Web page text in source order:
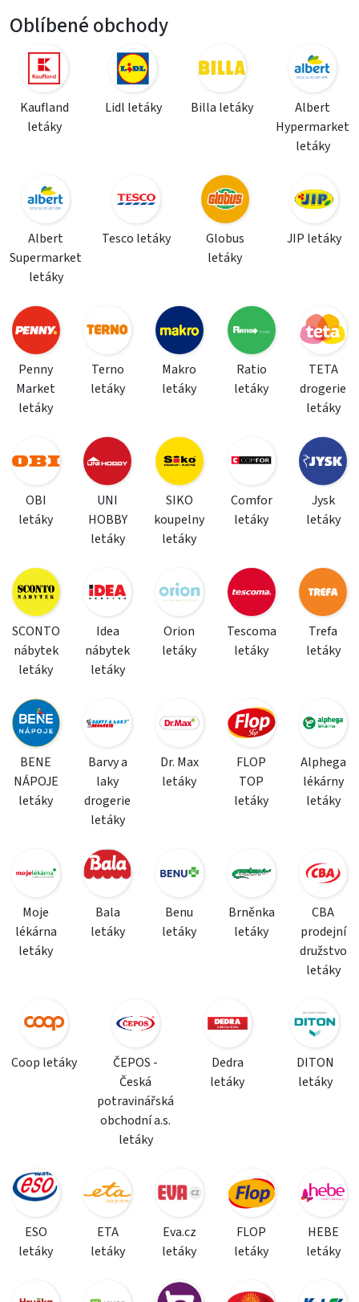
Oblíbené obchody
Kaufland
letáky
Lidl letáky Billa letáky
Albert
Hypermarket
letáky
Albert
Supermarket
letáky
Tesco letáky
Globus
letáky
JIP letáky
Penny
Market
letáky
Terno
letáky
Makro
letáky
Ratio
letáky
TETA
drogerie
letáky
OBI
letáky
UNI
HOBBY
letáky
SIKO
koupelny
letáky
Comfor
letáky
Jysk
letáky
SCONTO
nábytek
letáky
Idea
nábytek
letáky
Orion
letáky
Tescoma
letáky
Trefa
letáky
BENE
NÁPOJE
letáky
Barvy a
laky
drogerie
letáky
Dr. Max
letáky
FLOP
TOP
letáky
Alphega
lékárny
letáky
Moje
lékárna
letáky
Bala
letáky
Benu
letáky
Brněnka
letáky
CBA
prodejní
družstvo
letáky
Coop letáky
ČEPOS -
Česká
potravinářská
obchodní a.s.
letáky
Dedra
letáky
DITON
letáky
ESO
letáky
ETA
letáky
Eva.cz
letáky
FLOP
letáky
HEBE
letáky